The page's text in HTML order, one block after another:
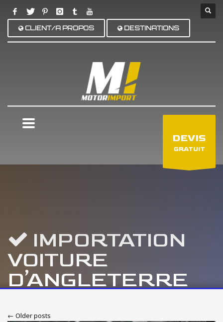
CLIENT/A PROPOS DESTINATIONS
DEVIS
GRATUIT
IMPORTATION
VOITURE
D’ANGLETERRE
← Older posts